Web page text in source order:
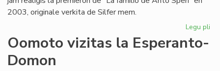
2003, originale verkita de Silfer mem.
Legu pli
Oomoto vizitas la Esperanto-
Domon